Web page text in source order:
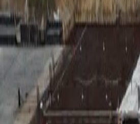
Categorii
EmisiuniPodcastIstoric melodii